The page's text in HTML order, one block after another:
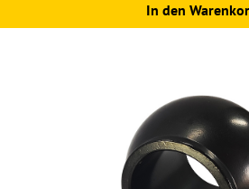
In den